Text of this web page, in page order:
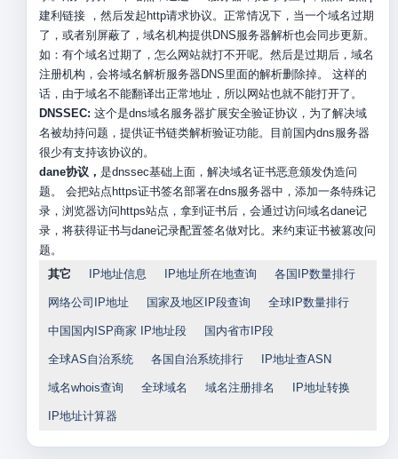
建利链接 ，然后发起http请求协议。正常情况下，当一个域名过期
了，或者别屏蔽了，域名机构提供DNS服务器解析也会同步更新。
如：有个域名过期了，怎么网站就打不开呢。然后是过期后，域名
注册机构，会将域名解析服务器DNS里面的解析删除掉。 这样的
话，由于域名不能翻译出正常地址，所以网站也就不能打开了。
DNSSEC: 这个是dns域名服务器扩展安全验证协议，为了解决域
名被劫持问题，提供证书链类解析验证功能。目前国内dns服务器
很少有支持该协议的。
dane协议， 是dnssec基础上面，解决域名证书恶意颁发伪造问
题。 会把站点https证书签名部署在dns服务器中，添加一条特殊记
录，浏览器访问https站点，拿到证书后，会通过访问域名dane记
录，将获得证书与dane记录配置签名做对比。来约束证书被篡改问
题。
其它
IP地址信息 IP地址所在地查询 各国IP数量排行
网络公司IP地址 国家及地区IP段查询 全球IP数量排行
中国国内ISP商家 IP地址段 国内省市IP段
全球AS自治系统 各国自治系统排行 IP地址查ASN
域名whois查询 全球域名 域名注册排名 IP地址转换
IP地址计算器